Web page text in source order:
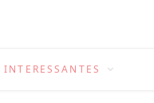
INTERESSANTES